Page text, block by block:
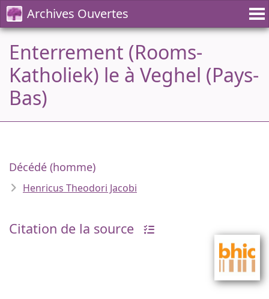
Archives Ouvertes
Enterrement (Rooms-
Katholiek) le à Veghel (Pays-
Bas)
Décédé (homme)
Henricus Theodori Jacobi
Citation de la source